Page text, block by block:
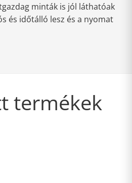
minták is jól láthatóak
és időtálló lesz és a nyomat
termékek